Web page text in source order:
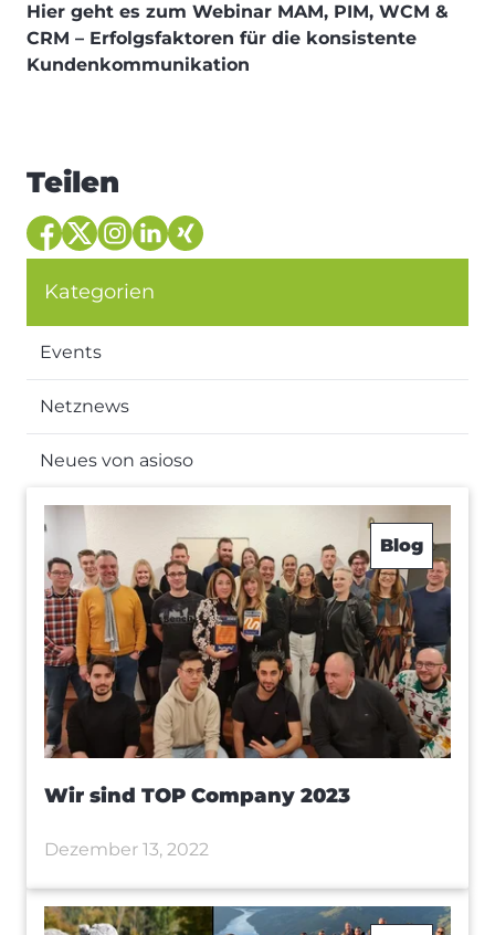
Hier geht es zum Webinar MAM, PIM, WCM &
CRM – Erfolgsfaktoren für die konsistente
Kundenkommunikation
Teilen
Kategorien
Events
Netznews
Neues von asioso
Blog
Wir sind TOP Company 2023
Dezember 13, 2022